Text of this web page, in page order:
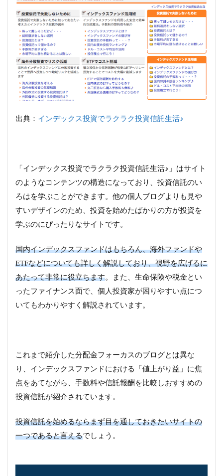
出典： インデックス投資でラクラク投資信託生活♪
「インデックス投資でラクラク投資信託生活♪」はサイト
のようなコンテンツの構造になっており、投資信託のい
ろはを学ぶことができます。他の個人ブログよりも見や
すいデザインのため、投資を始めたばかりの方が投資を
学ぶのにぴったりなサイトです。
国内インデックスファンドはもちろん、海外ファンドや
ETFなどについても詳しく解説しており、視野を広げるに
あたって非常に役立ちます。また、生命保険や税金とい
ったファイナンス面で、個人投資家が困りやすい点につ
いてもわかりやすく解説されています。
これまで紹介した分配金フォーカスのブログとは異な
り、インデックスファンドにおける「値上がり益」に焦
点をあてながら、手数料や信託報酬を比較しおすすめの
投資信託が紹介されています。
投資信託を始めるならまず目を通しておきたいサイトの
一つであると言えるでしょう。